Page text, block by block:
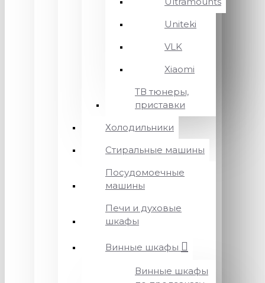
Uniteki
VLK
Xiaomi
ТВ тюнеры,
приставки
Холодильники
Стиральные машины
Посудомоечные
машины
Печи и духовые
шкафы
Винные шкафы
Винные шкафы